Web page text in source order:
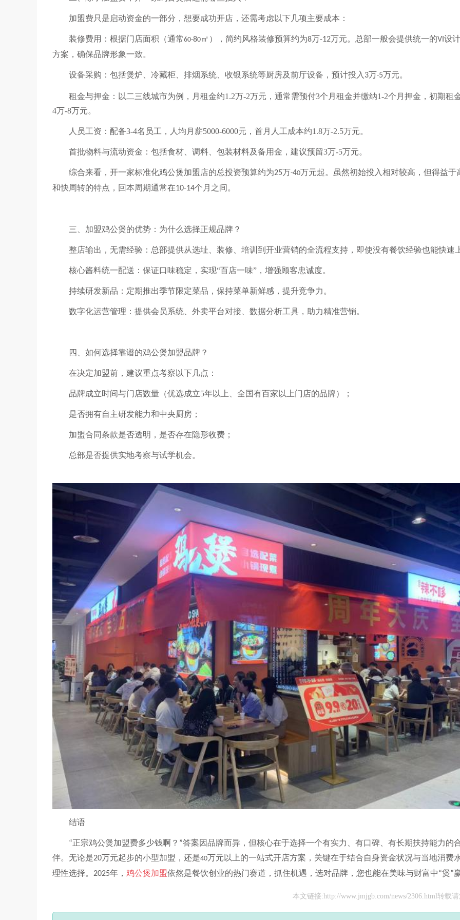
加盟费只是启动资金的一部分，想要成功开店，还需考虑以下几项主要成本：
装修费用：根据门店面积（通常60-80㎡），简约风格装修预算约为8万-12万元。总部一般会提供统一的VI 设
方案，确保品牌形象一致。
设备采购：包括煲炉、冷藏柜、排烟系统、收银系统等厨房及前厅设备，预计投入 3万-5万元。
租金与押金：以二三线城市为例，月租金约1.2万-2万元，通常需预付3个月租金并缴纳1-2个月押金，初期租
4万-8万元。
人员工资：配备3-4名员工，人均月薪5000-6000元，首月人工成本约1.8万-2.5万元。
首批物料与流动资金：包括食材、调料、包装材料及备用金，建议预留3万-5万元。
综合来看，开一家标准化鸡公煲加盟店的总投资预算约为25万-40万元起。虽然初始投入相对较高，但得益于
和快周转的特点，回本周期通常在10-14个月之间。
三、加盟鸡公煲的优势：为什么选择正规品牌？
整店输出，无需经验：总部提供从选址、装修、培训到开业营销的全流程支持，即使没有餐饮经验也能快速
核心酱料统一配送：保证口味稳定，实现“百店一味” ，增强顾客忠诚度。
持续研发新品：定期推出季节限定菜品，保持菜单新鲜感，提升竞争力。
数字化运营管理：提供会员系统、外卖平台对接、数据分析工具，助力精准营销。
四、如何选择靠谱的鸡公煲加盟品牌？
在决定加盟前，建议重点考察以下几点：
品牌成立时间与门店数量（优选成立5年以上、全国有百家以上门店的品牌）；
是否拥有自主研发能力和中央厨房；
加盟合同条款是否透明，是否存在隐形收费；
总部是否提供实地考察与试学机会。
结语
“正宗鸡公煲加盟费多少钱啊？ ”答案因品牌而异，但核心在于选择一个有实力、有口碑、有长期扶持能力的
伴。无论是20万元起步的小型加盟，还是40万元以上的一站式开店方案，关键在于结合自身资金状况与当地消费
理性选择。 2025年， 鸡公煲加盟依然是餐饮创业的热门赛道，抓住机遇，选对品牌，您也能在美味与财富中“煲”
本文链接:http://www.jmjgb.com/news/2306.html转载